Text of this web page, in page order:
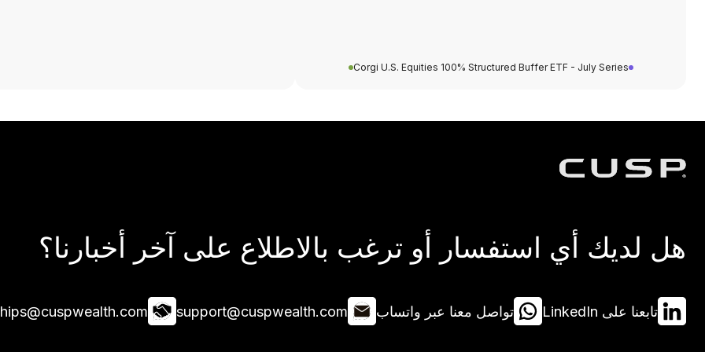
Corgi U.S. Equities 100% Structured Buffer ETF - July Series
هل لديك أي استفسار أو ترغب بالاطلاع على آخر أخبارنا؟
تابعنا على LinkedIn تواصل معنا عبر واتساب support@cuspwealth.com